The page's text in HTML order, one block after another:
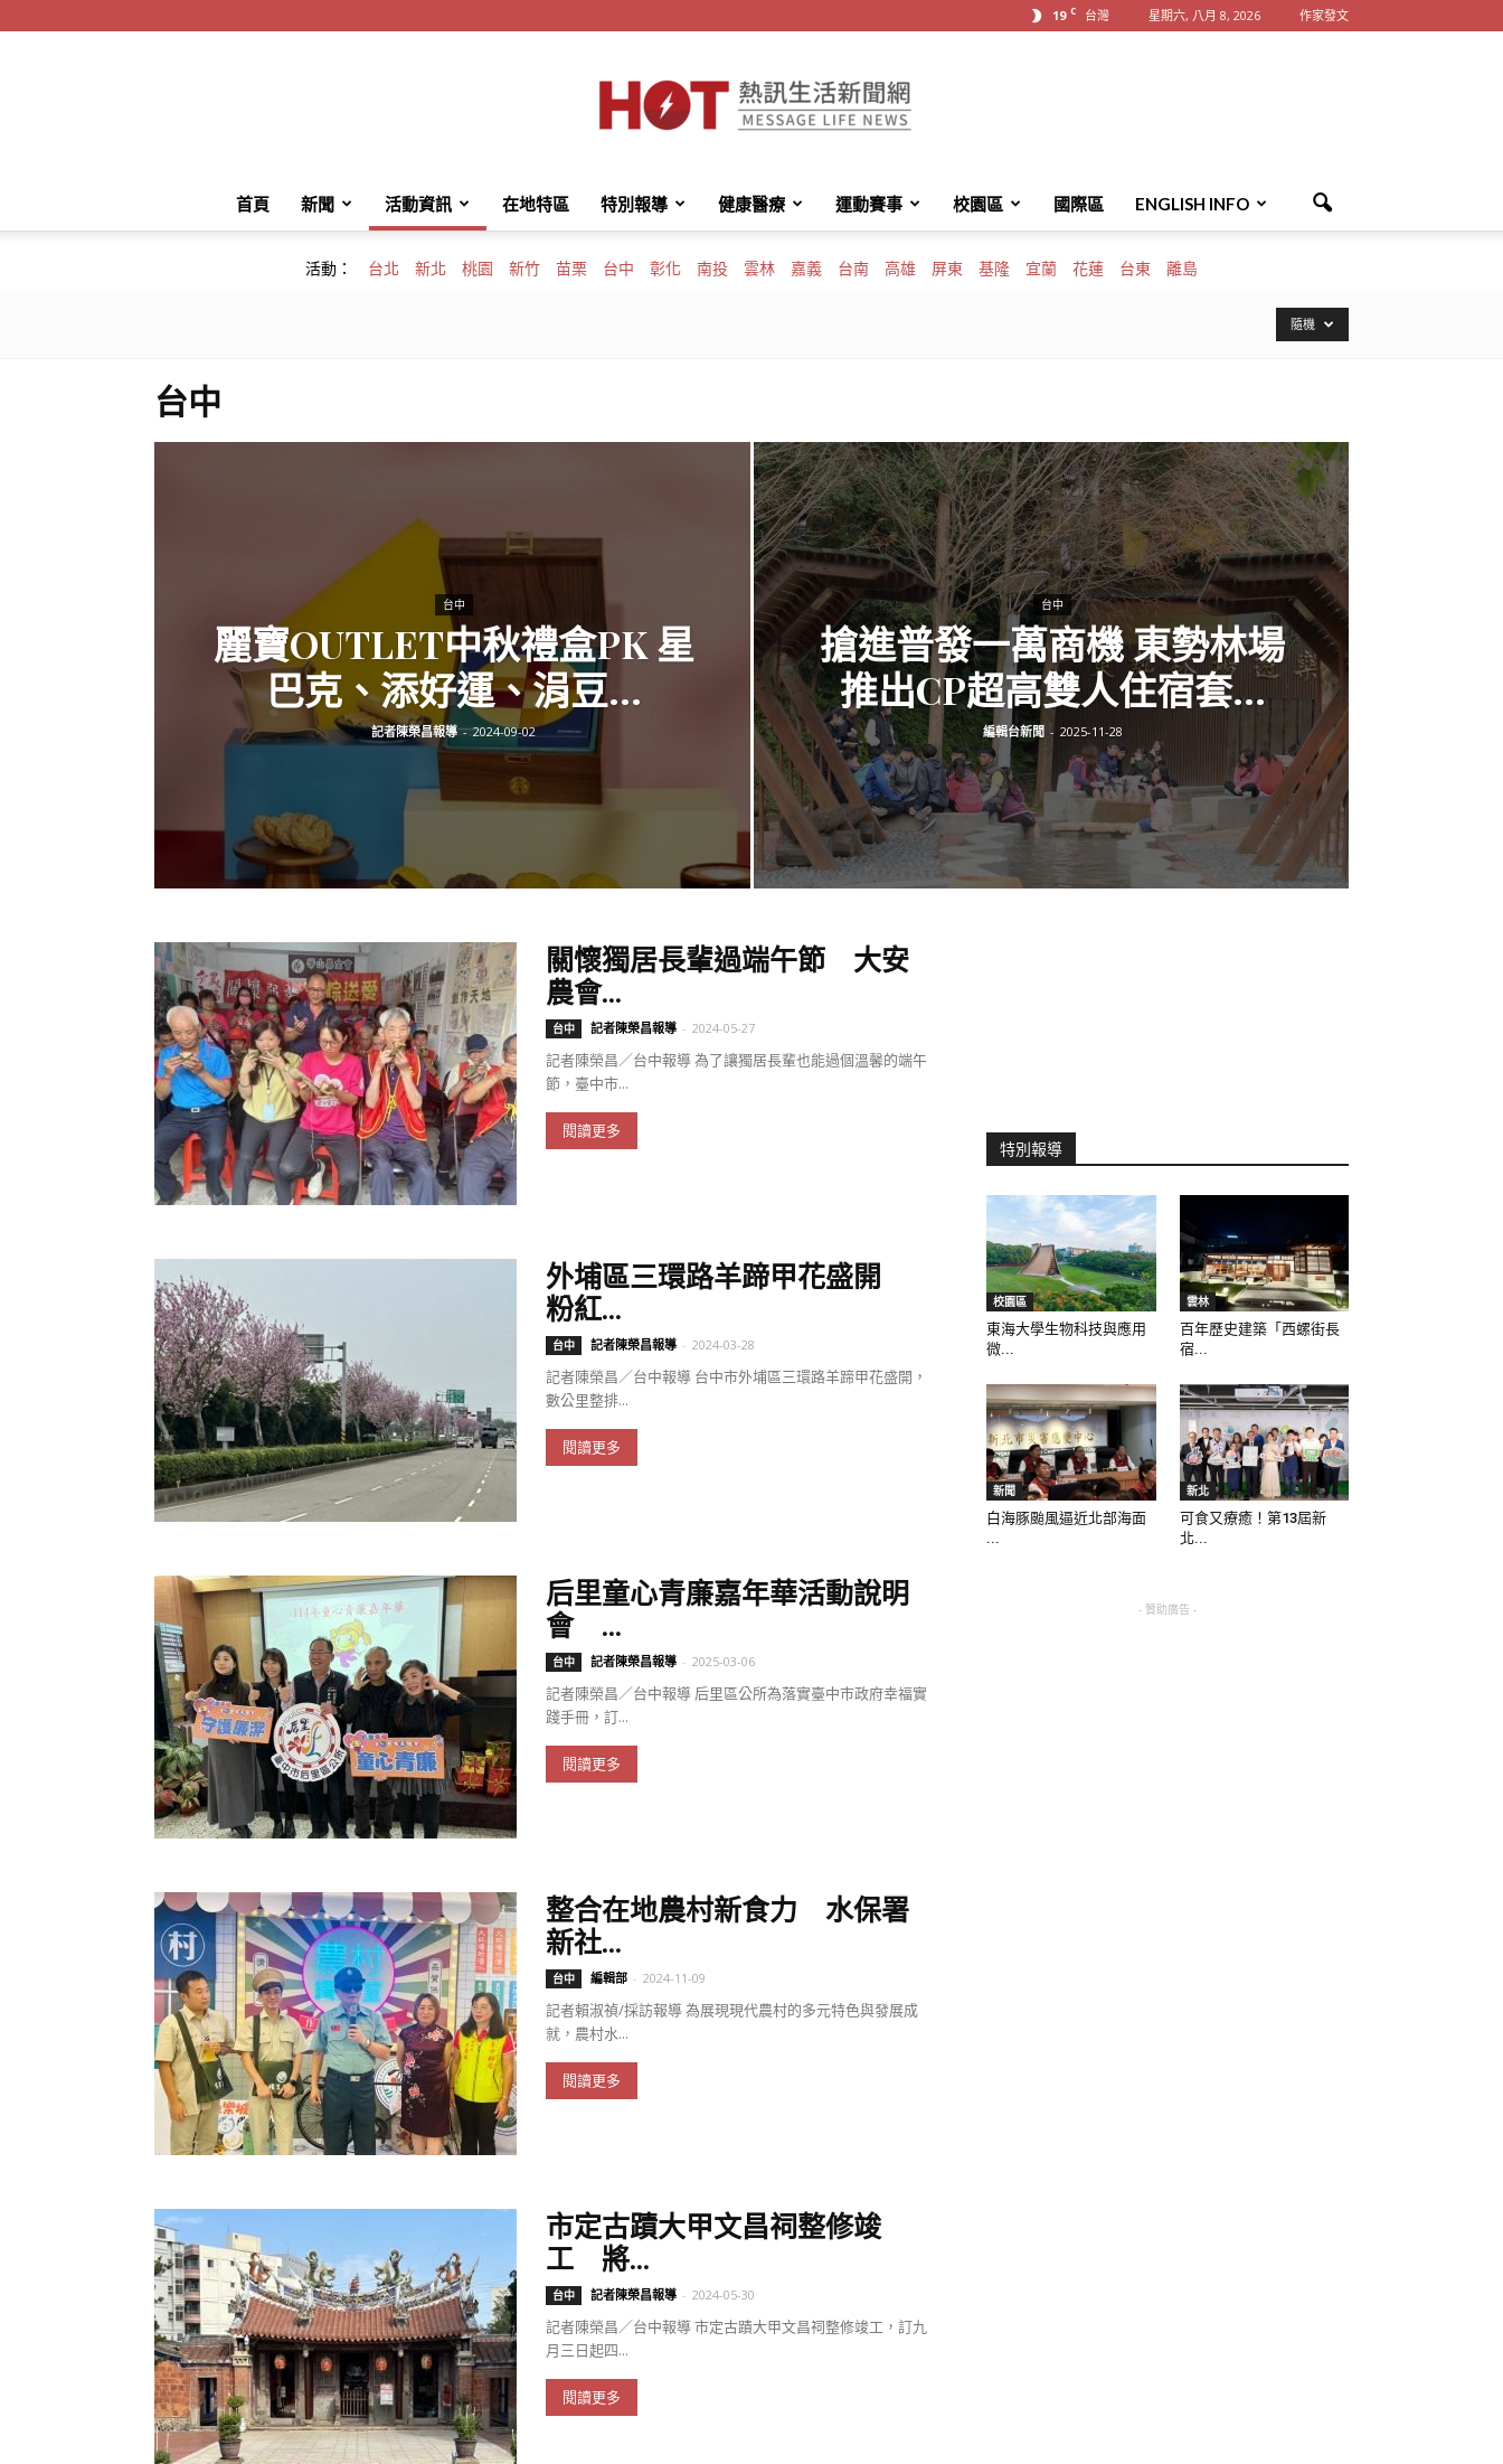
19 C 台灣 星期六, 八月 8, 2026 作家發文
HotMessage
訊
活
首頁 新聞 活動資訊 在地特區 特別報導 健康醫療 運動賽事 校園區 國際區 ENGLISH INFO
活動： 台北 新北 桃園 新竹 苗栗 台中 彰化 南投 雲林 嘉義 台南 高雄 屏東 基隆 宜蘭 花蓮 台東 離島
隨機
台中
台中
麗寶OUTLET中秋禮盒PK 星
巴克、添好運、涓豆...
記者陳榮昌報導 - 2024-09-02
台中
搶進普發一萬商機 東勢林場
推出CP超高雙人住宿套...
編輯台新聞 - 2025-11-28
關懷獨居長輩過端午節 大安
農會...
台中 記者陳榮昌報導 - 2024-05-27
記者陳榮昌／台中報導 為了讓獨居長輩也能過個溫馨的端午
節，臺中市...
閱讀更多
外埔區三環路羊蹄甲花盛開
粉紅...
台中 記者陳榮昌報導 - 2024-03-28
記者陳榮昌／台中報導 台中市外埔區三環路羊蹄甲花盛開，
數公里整排...
閱讀更多
后里童心青廉嘉年華活動說明
會 ...
台中 記者陳榮昌報導 - 2025-03-06
記者陳榮昌／台中報導 后里區公所為落實臺中市政府幸福實
踐手冊，訂...
閱讀更多
整合在地農村新食力 水保署
新社...
台中 編輯部 - 2024-11-09
記者賴淑禎/採訪報導 為展現現代農村的多元特色與發展成
就，農村水...
閱讀更多
市定古蹟大甲文昌祠整修竣
工 將...
台中 記者陳榮昌報導 - 2024-05-30
記者陳榮昌／台中報導 市定古蹟大甲文昌祠整修竣工，訂九
月三日起四...
閱讀更多
特別報導
校園區
東海大學生物科技與應用
微...
雲林
百年歷史建築「西螺街長
宿...
新聞
白海豚颱風逼近北部海面
...
新北
可食又療癒！第13屆新
北...
- 贊助廣告 -